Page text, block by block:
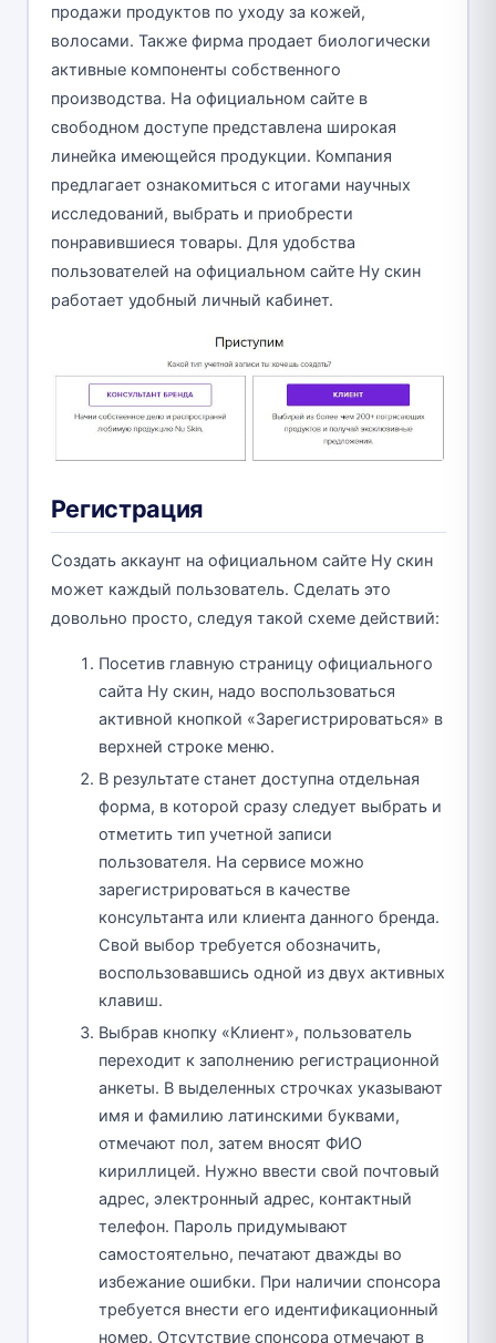
продажи продуктов по уходу за кожей,
волосами. Также фирма продает биологически
активные компоненты собственного
производства. На официальном сайте в
свободном доступе представлена широкая
линейка имеющейся продукции. Компания
предлагает ознакомиться с итогами научных
исследований, выбрать и приобрести
понравившиеся товары. Для удобства
пользователей на официальном сайте Ну скин
работает удобный личный кабинет.
Регистрация
Создать аккаунт на официальном сайте Ну скин
может каждый пользователь. Сделать это
довольно просто, следуя такой схеме действий:
Посетив главную страницу официального
сайта Ну скин, надо воспользоваться
активной кнопкой «Зарегистрироваться» в
верхней строке меню.
В результате станет доступна отдельная
форма, в которой сразу следует выбрать и
отметить тип учетной записи
пользователя. На сервисе можно
зарегистрироваться в качестве
консультанта или клиента данного бренда.
Свой выбор требуется обозначить,
воспользовавшись одной из двух активных
клавиш.
Выбрав кнопку «Клиент», пользователь
переходит к заполнению регистрационной
анкеты. В выделенных строчках указывают
имя и фамилию латинскими буквами,
отмечают пол, затем вносят ФИО
кириллицей. Нужно ввести свой почтовый
адрес, электронный адрес, контактный
телефон. Пароль придумывают
самостоятельно, печатают дважды во
избежание ошибки. При наличии спонсора
требуется внести его идентификационный
номер. Отсутствие спонсора отмечают в